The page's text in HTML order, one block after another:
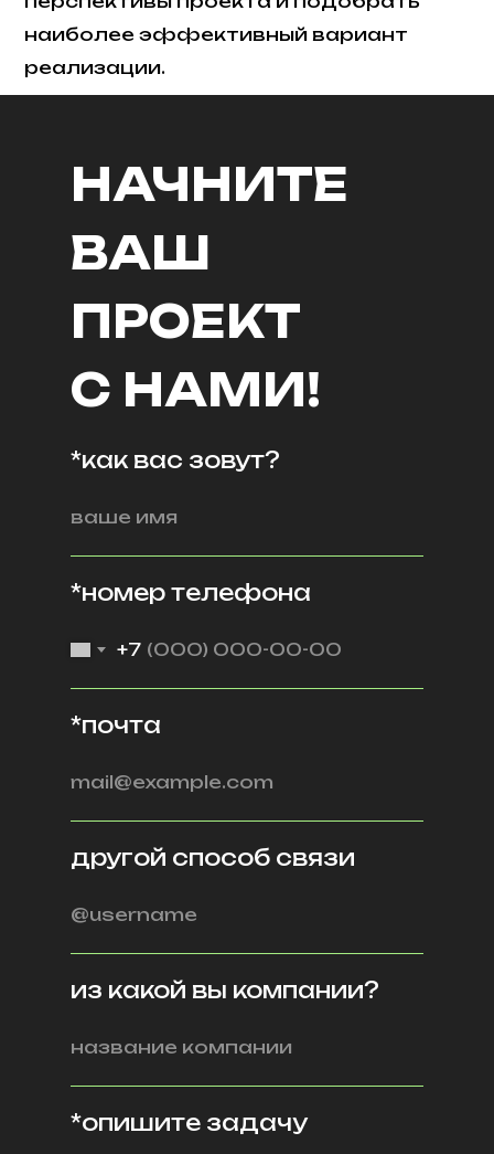
наиболее эффективный вариант
реализации.
*как вас зовут?
*номер телефона
+7
*почта
другой способ связи
из какой вы компании?
*опишите задачу
НАЧНИТЕ
ВАШ
ПРОЕКТ
С НАМИ!